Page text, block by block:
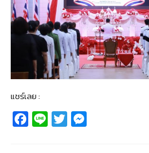
แชร์เลย :
Fa
c
Li
n
T
wi